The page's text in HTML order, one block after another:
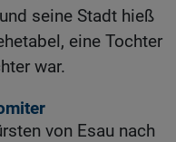
seine Stadt hieß
eine Tochter
war.
von Esau nach